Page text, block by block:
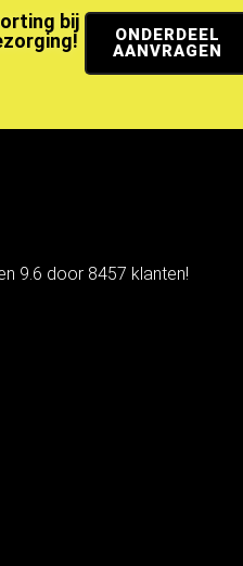
bij
ONDERDEEL
AANVRAGEN
9.6 door 8457 klanten!